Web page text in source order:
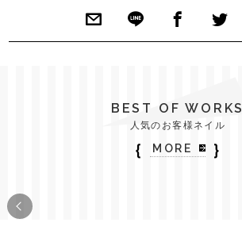
BEST OF WORKS
人気のお客様ネイル
｛ MORE ｝